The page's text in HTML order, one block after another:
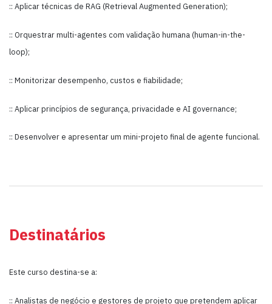
:: Aplicar técnicas de RAG (Retrieval Augmented Generation);
:: Orquestrar multi-agentes com validação humana (human-in-the-
loop);
:: Monitorizar desempenho, custos e fiabilidade;
:: Aplicar princípios de segurança, privacidade e AI governance;
:: Desenvolver e apresentar um mini-projeto final de agente funcional.
Destinatários
Este curso destina-se a:
:: Analistas de negócio e gestores de projeto que pretendem aplicar